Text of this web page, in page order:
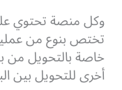
وكل منصة تحتوي
تختص بنوع من
خاصة بالتحويل من
أخرى للتحويل بين